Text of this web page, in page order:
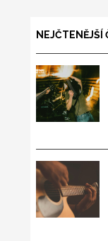
NEJČTENĚJŠÍ